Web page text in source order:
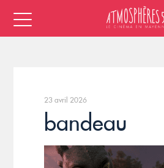
23 avril 2026
bandeau